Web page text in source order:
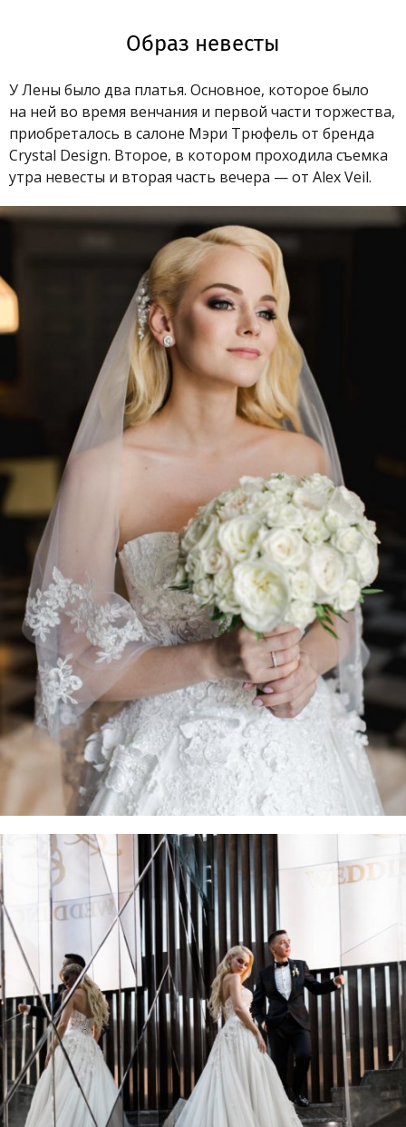
Образ невесты
У Лены было два платья. Основное, которое было
на ней во время венчания и первой части торжества,
приобреталось в салоне Мэри Трюфель от бренда
Crystal Design. Второе, в котором проходила съемка
утра невесты и вторая часть вечера — от Alex Veil.